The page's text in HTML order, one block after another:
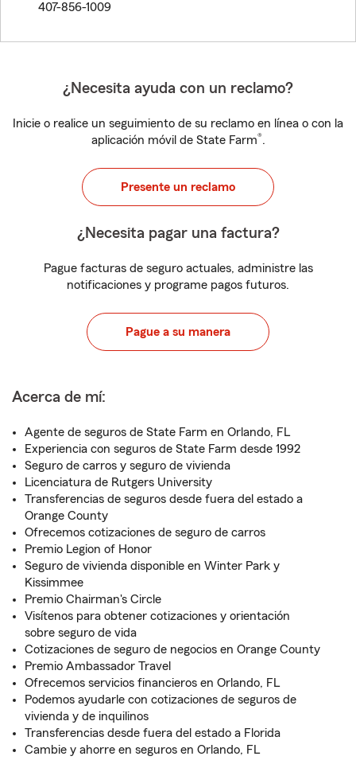
407-856-1009
¿Necesita ayuda con un reclamo?
Inicie o realice un seguimiento de su reclamo en línea o con la
aplicación móvil de State Farm®.
Presente un reclamo
¿Necesita pagar una factura?
Pague facturas de seguro actuales, administre las
notificaciones y programe pagos futuros.
Pague a su manera
Acerca de mí:
Agente de seguros de State Farm en Orlando, FL
Experiencia con seguros de State Farm desde 1992
Seguro de carros y seguro de vivienda
Licenciatura de Rutgers University
Transferencias de seguros desde fuera del estado a
Orange County
Ofrecemos cotizaciones de seguro de carros
Premio Legion of Honor
Seguro de vivienda disponible en Winter Park y
Kissimmee
Premio Chairman's Circle
Visítenos para obtener cotizaciones y orientación
sobre seguro de vida
Cotizaciones de seguro de negocios en Orange County
Premio Ambassador Travel
Ofrecemos servicios financieros en Orlando, FL
Podemos ayudarle con cotizaciones de seguros de
vivienda y de inquilinos
Transferencias desde fuera del estado a Florida
Cambie y ahorre en seguros en Orlando, FL